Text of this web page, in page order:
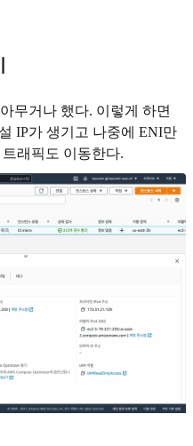
무거나 했다. 이렇게 하면
IP가 생기고 나중에 ENI만
래픽도 이동한다.